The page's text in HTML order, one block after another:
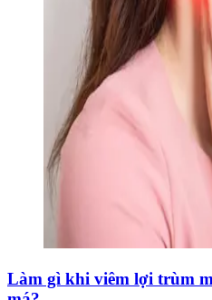
Làm gì khi viêm lợi trùm